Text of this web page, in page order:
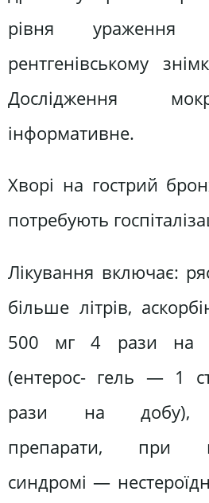
рівня ураження
рентгенівському
Дослідження
інформативне.
Хворі на гострий
потребують
Лікування включає:
більше літрів,
500 мг 4 рази на
(ентерос- гель — 1
рази на добу),
препарати, при
синдромі —